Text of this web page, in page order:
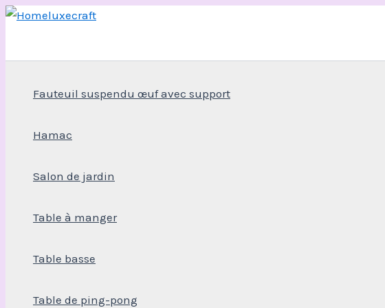
Aller
Fauteuil suspendu œuf avec support
Hamac
Salon de jardin
Table à manger
Table basse
Table de ping-pong